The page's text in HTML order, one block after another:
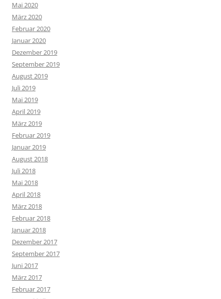
Mai 2020
März 2020
Februar 2020
Januar 2020
Dezember 2019
September 2019
August 2019
Juli 2019
Mai 2019
April 2019
März 2019
Februar 2019
Januar 2019
August 2018
Juli 2018
Mai 2018
April 2018
März 2018
Februar 2018
Januar 2018
Dezember 2017
September 2017
Juni 2017
März 2017
Februar 2017